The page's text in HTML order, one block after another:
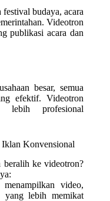
budaya, acara
Videotron
publikasi acara dan
besar, semua
efektif. Videotron
lebih profesional
Konvensional
beralih ke videotron?
video,
yang lebih memikat